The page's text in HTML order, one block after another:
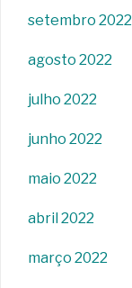
setembro 2022
agosto 2022
julho 2022
junho 2022
maio 2022
abril 2022
março 2022